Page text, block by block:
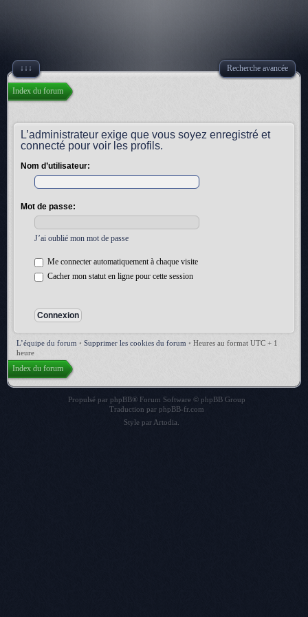
↓↓↓ Recherche avancée
Index du forum
L’administrateur exige que vous soyez enregistré et
connecté pour voir les profils.
Nom d’utilisateur:
Mot de passe:
J’ai oublié mon mot de passe
Me connecter automatiquement à chaque visite
Cacher mon statut en ligne pour cette session
L’équipe du forum • Supprimer les cookies du forum • Heures au format UTC + 1
heure
Index du forum
Propulsé par phpBB® Forum Software © phpBB Group
Traduction par phpBB-fr.com
Style par Artodia